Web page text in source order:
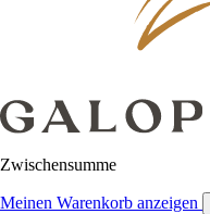
Zwischensumme
Meinen Warenkorb anzeigen